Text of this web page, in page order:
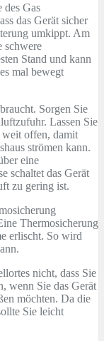
des Gas
das Gerät sicher
umkippt. Am
schwere
Stand und kann
mal bewegt
Sorgen Sie
Lassen Sie
offen, damit
strömen kann.
eine
schaltet das Gerät
zu gering ist.
Thermosicherung
erlischt. So wird
nicht, dass Sie
wenn Sie das Gerät
möchten. Da die
Sie leicht